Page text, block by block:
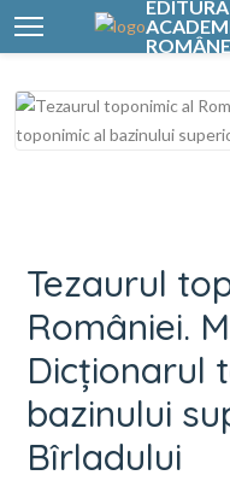
EDITURA
ROMÂNE
Tezaurul
României.
Dicționarul
bazinului
Bîrladului